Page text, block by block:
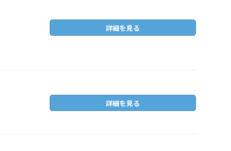
詳細を見る
詳細を見る